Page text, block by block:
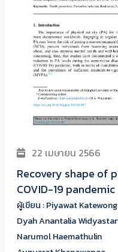
22 เมษายน 2566
Recovery shape of
COVID-19 pandemic
ผู้เขียน : Piyawat
Dyah Anantalia
Narumol Haemathulin